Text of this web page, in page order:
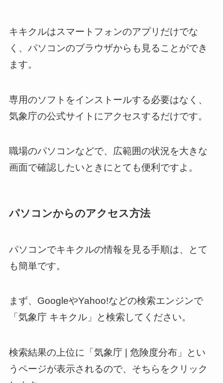
キキクルはスマートフォンのアプリだけでな
く、パソコンのブラウザからも見ることができ
ます。
専用のソフトをインストールする必要はなく、
気象庁の公式サイトにアクセスするだけです。
職場のパソコンなどで、広範囲の状況を大きな
画面で確認したいときにとても便利ですよ。
パソコンからのアクセス方法
パソコンでキキクルの情報を見る手順は、とて
も簡単です。
まず、GoogleやYahoo!などの検索エンジンで
「気象庁 キキクル」と検索してください。
検索結果の上位に「気象庁 | 危険度分布」とい
うページが表示されるので、そちらをクリック